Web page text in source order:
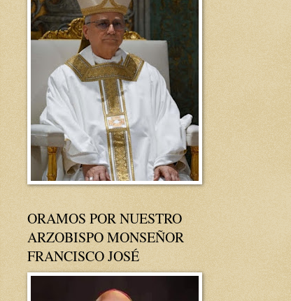
ORAMOS POR NUESTRO
ARZOBISPO MONSEÑOR
FRANCISCO JOSÉ